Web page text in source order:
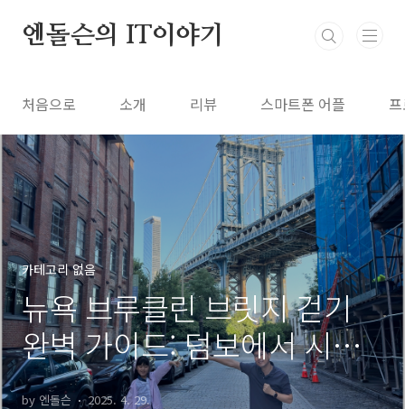
엔돌슨의 IT이야기
처음으로 소개 리뷰 스마트폰 어플
카테고리 없음
뉴욕 브루클린 브릿지 걷기
완벽 가이드: 덤보에서 시작
하는 최고의 여행 코스
by 엔돌슨 2025. 4. 29.